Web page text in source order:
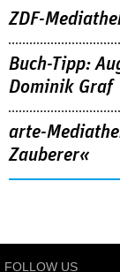
ZDF-
Buch-Tipp:
Dominik Graf
arte-
Zauberer«
FOLLOW US